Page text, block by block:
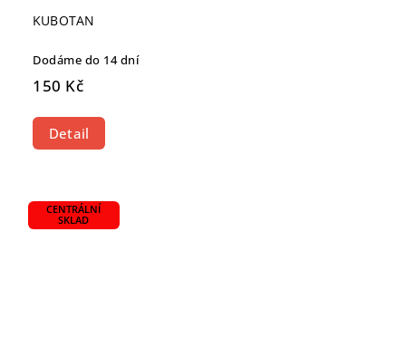
KUBOTAN
Dodáme do 14 dní
150 Kč
Detail
CENTRÁLNÍ
SKLAD